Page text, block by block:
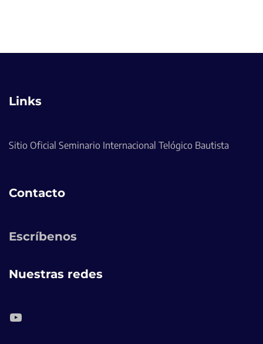
Links
Sitio Oficial Seminario Internacional Telógico Bautista
Contacto
Escríbenos
Nuestras redes
YouTube